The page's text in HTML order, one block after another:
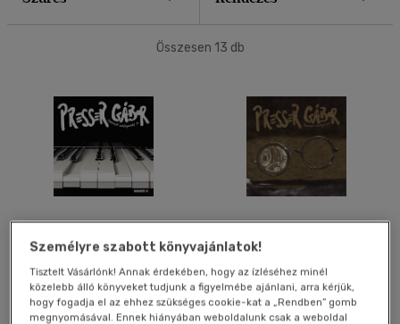
Összesen 13 db
Best of Presser Gábor:
Szerzői válogatás II.
Adamis Anna-Presser Gábor
Zene
Best of Presser Gábor:
Omega válogatás - CD
Adamis Anna- Presser Gábor
-S. Nagy István-Omega
Zene
Személyre szabott könyvajánlatok!
Tisztelt Vásárlónk! Annak érdekében, hogy az ízléséhez minél
közelebb álló könyveket tudjunk a figyelmébe ajánlani, arra kérjük,
hogy fogadja el az ehhez szükséges cookie-kat a „Rendben” gomb
megnyomásával. Ennek hiányában weboldalunk csak a weboldal